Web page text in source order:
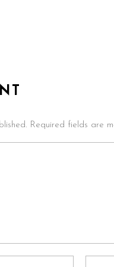
Required fields are